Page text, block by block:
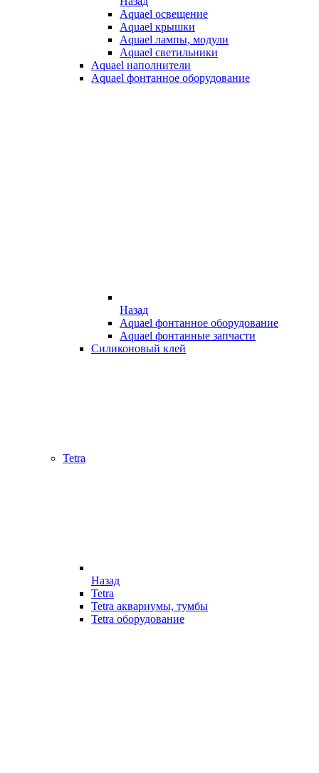
Aquael освещение
Aquael крышки
Aquael лампы, модули
Aquael светильники
Aquael наполнители
Aquael фонтанное оборудование
Назад
Aquael фонтанное оборудование
Aquael фонтанные запчасти
Силиконовый клей
Tetra
Назад
Tetra
Tetra аквариумы, тумбы
Tetra оборудование